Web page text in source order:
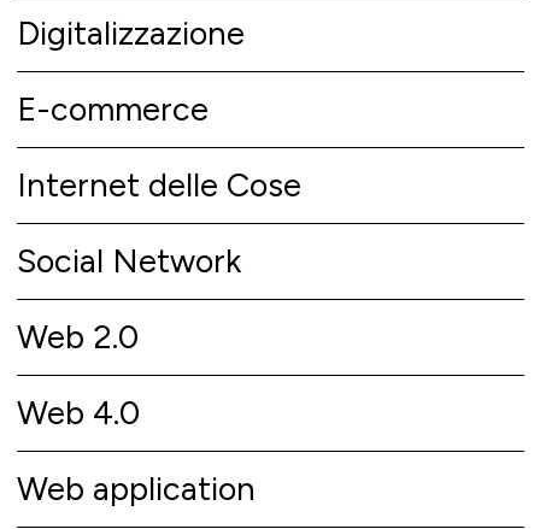
Digitalizzazione
E-commerce
Internet delle Cose
Social Network
Web 2.0
Web 4.0
Web application